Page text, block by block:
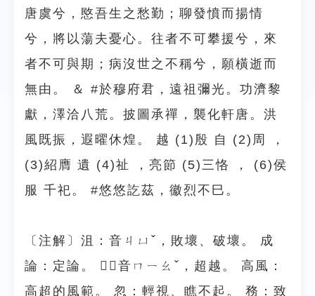
唐虞兮，愍吾生之愁勤；聊發憤而揚情
兮，將以蕩夫憂心。往者不可攀援兮，來
者不可與期；病沒世之不稱兮，願橫逝而
無由。 ＆ #於穆府君，遠祖彌光。功濟黎
獻，澤洽八荒。披圖承禪，襲化軒唐。洪
風既振，遐曜休煌。 越 (1)殷 自 (2)周 ，
(3)紹膺 遺 (4)祉 ，亮節 (5)三恪 ， (6)侯
服 千祀。 #悠悠訖茲，徽烈不巳。
〔注解〕沮：音ㄐㄩˇ，敗壞、破壞。 成
論：定論。 ：音ㄇㄧㄠˇ，超越。 高風：
高超的風範。 忽：輕視、瞧不起。 務：致